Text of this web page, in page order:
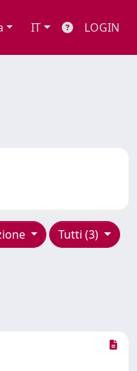
IT LOGIN
Tutti (3)